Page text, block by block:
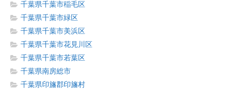
千葉県千葉市稲毛区
千葉県千葉市緑区
千葉県千葉市美浜区
千葉県千葉市花見川区
千葉県千葉市若葉区
千葉県南房総市
千葉県印旛郡印旛村